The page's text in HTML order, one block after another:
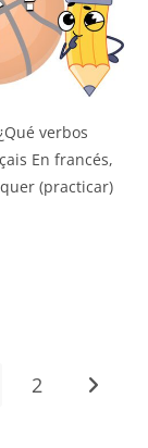
verbos
En francés,
(practicar)
2 Ir a la